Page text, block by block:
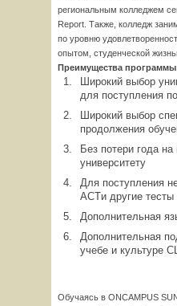
региональным колледжем
Report. Также, колледж
по уровню
опытом, студенческой
Преимущества
Широкий выбор
для поступления
Широкий выбор
продолжения
Без потери года на
университету
Для поступления
ACTи другие тесты
Дополнительная
Дополнительная
учебе и культуре
Обучаясь в ONCAMPUS